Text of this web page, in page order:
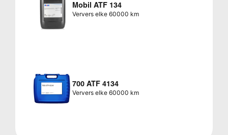
Mobil ATF 134
Ververs elke 60000 km
700 ATF 4134
Ververs elke 60000 km